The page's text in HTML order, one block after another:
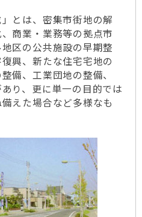
とは、密集市街地の解
商業・業務等の拠点市
区の公共施設の早期整
興、新たな住宅宅地の
備、工業団地の整備、
り、更に単一の目的では
えた場合など多様なも